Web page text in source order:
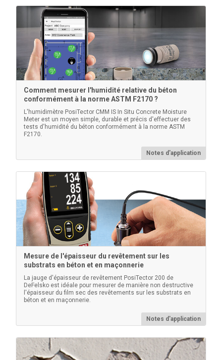
En savoir plus
Normes d'épaisseur certifiées
Vérifier la précision et le fonctionnement des jauges
pour répondre aux exigences de contrôle de qualité
ISO/QS-9000 et internes avec une précision de mesure
traçable au NIST ou au PTB.
En savoir plus
corps de jauge PosiTector et plusieurs sondes
Comment mesurer l'humidité relative du béton
conformément à la norme ASTM F2170 ?
L'humidimètre PosiTector CMM IS In Situ Concrete Moisture
Meter est un moyen simple, durable et précis d'effectuer des
tests d'humidité du béton conformément à la norme ASTM
F2170.
Notes d'application
Mesure de l'épaisseur du revêtement sur les
substrats en béton et en maçonnerie
La jauge d'épaisseur de revêtement PosiTector 200 de
DeFelsko est idéale pour mesurer de manière non destructive
l'épaisseur du film sec des revêtements sur les substrats en
béton et en maçonnerie.
Notes d'application